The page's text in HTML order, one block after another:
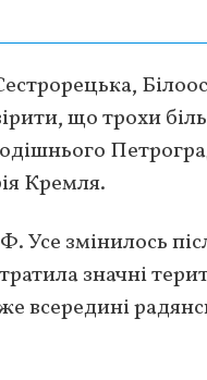
що трохи
Кремля.
Усе змінилось
значні
всередині